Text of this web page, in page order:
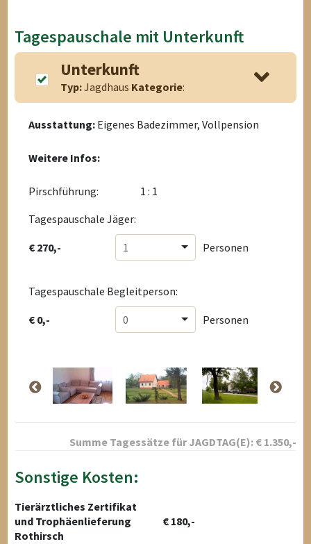
Tagespauschale mit Unterkunft
Unterkunft
Typ:Jagdhaus Kategorie:
Ausstattung: Eigenes Badezimmer, Vollpension
Weitere Infos:
Pirschführung:
1 : 1
Tagespauschale Jäger:
€ 270,- 1 Personen
Tagespauschale Begleitperson:
€ 0,- 0 Personen
Summe Tagessätze fürJAGDTAG(E): € 1.350,-
Sonstige Kosten:
Tierärztliches Zertifikat
und Trophäenlieferung
Rothirsch
€ 180,-